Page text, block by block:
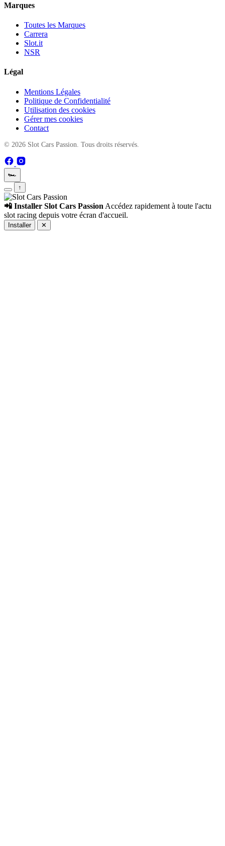
Marques
Toutes les Marques
Carrera
Slot.it
NSR
Légal
Mentions Légales
Politique de Confidentialité
Utilisation des cookies
Gérer mes cookies
Contact
© 2026 Slot Cars Passion. Tous droits réservés.
🏎️
↑
📲 Installer Slot Cars Passion Accédez rapidement à toute l'actu
slot racing depuis votre écran d'accueil.
Installer ✕